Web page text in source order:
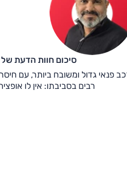
סיכום חוות הדעת של
פנאי גדול ומשובח ביותר, עם
רבים בסביבתו: אין לו